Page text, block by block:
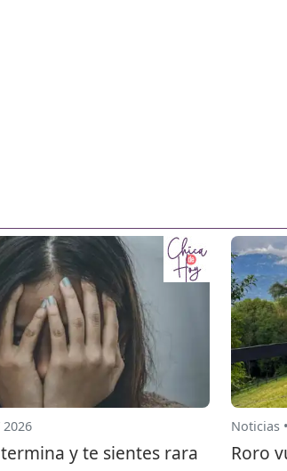
2026
y te sientes rara
Noticias
Roro